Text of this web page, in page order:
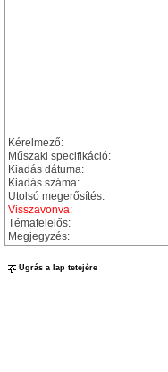
Kérelmező:
Műszaki specifikáció:
Kiadás dátuma:
Kiadás száma:
Utolsó megerősítés:
Visszavonva:
Témafelelős:
Megjegyzés:
Ugrás a lap tetejére